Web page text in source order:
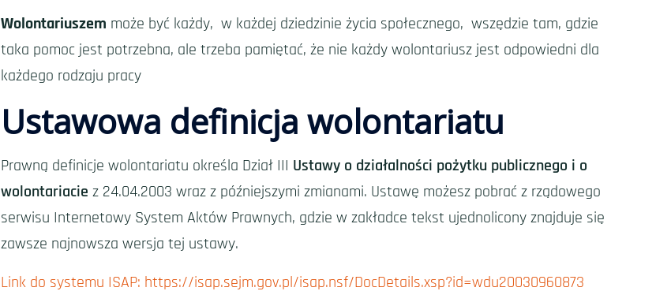
Wolontariuszem może być każdy, w każdej dziedzinie życia społecznego, wszędzie tam, gdzie
taka pomoc jest potrzebna, ale trzeba pamiętać, że nie każdy wolontariusz jest odpowiedni dla
każdego rodzaju pracy
Ustawowa definicja wolontariatu
Prawną definicje wolontariatu określa Dział III Ustawy o działalności pożytku publicznego i o
wolontariacie z 24.04.2003 wraz z późniejszymi zmianami. Ustawę możesz pobrać z rządowego
serwisu Internetowy System Aktów Prawnych, gdzie w zakładce tekst ujednolicony znajduje się
zawsze najnowsza wersja tej ustawy.
Link do systemu ISAP: https://isap.sejm.gov.pl/isap.nsf/DocDetails.xsp?id=wdu20030960873